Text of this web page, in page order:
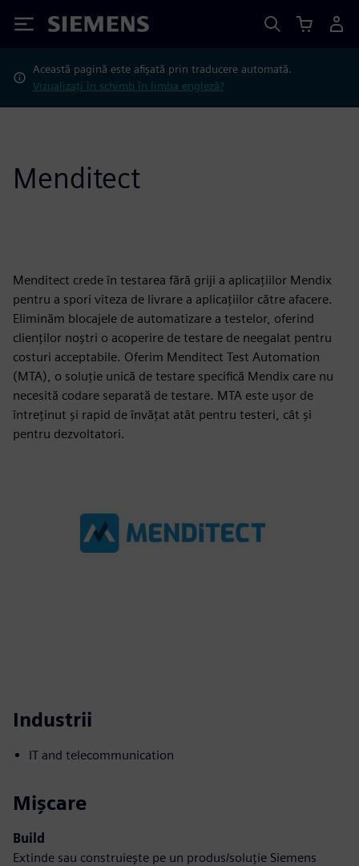
Siemens
Această pagină este afișată prin traducere automată.
Vizualizați în schimb în limba engleză?
Menditect
Menditect crede în testarea fără griji a aplicațiilor Mendix
pentru a spori viteza de livrare a aplicațiilor către afacere.
Eliminăm blocajele de automatizare a testelor, oferind
clienților noștri o acoperire de testare de neegalat pentru
costuri acceptabile. Oferim Menditect Test Automation
(MTA), o soluție unică de testare specifică Mendix care nu
necesită codare separată de testare. MTA este ușor de
întreținut și rapid de învățat atât pentru testeri, cât și
pentru dezvoltatori.
Industrii
IT and telecommunication
Mișcare
Build
Extinde sau construiește pe un produs/soluție Siemens